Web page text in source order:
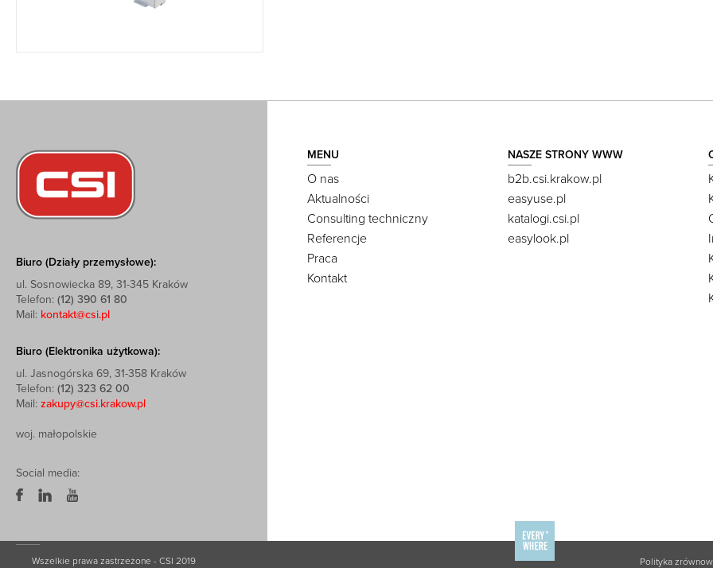
Biuro (Działy przemysłowe):
ul. Sosnowiecka 89, 31-345 Kraków
Telefon: (12) 390 61 80
Mail: kontakt@csi.pl
Biuro (Elektronika użytkowa):
ul. Jasnogórska 69, 31-358 Kraków
Telefon: (12) 323 62 00
Mail: zakupy@csi.krakow.pl
woj. małopolskie
Social media:
MENU
O nas
Aktualności
Consulting techniczny
Referencje
Praca
Kontakt
NASZE STRONY WWW
b2b.csi.krakow.pl
easyuse.pl
katalogi.csi.pl
easylook.pl
Wszelkie prawa zastrzeżone - CSI 2019 Polityka